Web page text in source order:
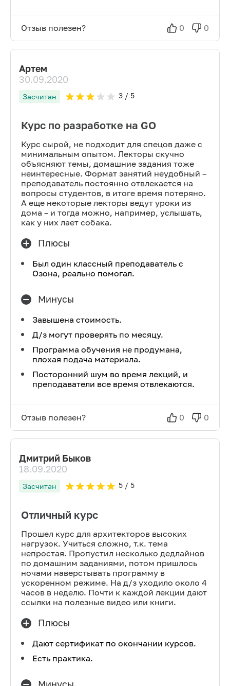
Отзыв полезен? 0 0
Артем
30.09.2020
Засчитан 3/ 5
Курс по разработке на GO
Курс сырой, не подходит для спецов даже с
минимальным опытом. Лекторы скучно
объясняют темы, домашние задания тоже
неинтересные. Формат занятий неудобный –
преподаватель постоянно отвлекается на
вопросы студентов, в итоге время потеряно.
А еще некоторые лекторы ведут уроки из
дома – и тогда можно, например, услышать,
как у них лает собака.
Плюсы
Был один классный преподаватель с
Озона, реально помогал.
Минусы
Завышена стоимость.
Д/з могут проверять по месяцу.
Программа обучения не продумана,
плохая подача материала.
Посторонний шум во время лекций, и
преподаватели все время отвлекаются.
Отзыв полезен? 0 0
Дмитрий Быков
18.09.2020
Засчитан 5/ 5
Отличный курс
Прошел курс для архитекторов высоких
нагрузок. Учиться сложно, т.к. тема
непростая. Пропустил несколько дедлайнов
по домашним заданиями, потом пришлось
ночами наверстывать программу в
ускоренном режиме. На д/з уходило около 4
часов в неделю. Почти к каждой лекции дают
ссылки на полезные видео или книги.
Плюсы
Дают сертификат по окончании курсов.
Есть практика.